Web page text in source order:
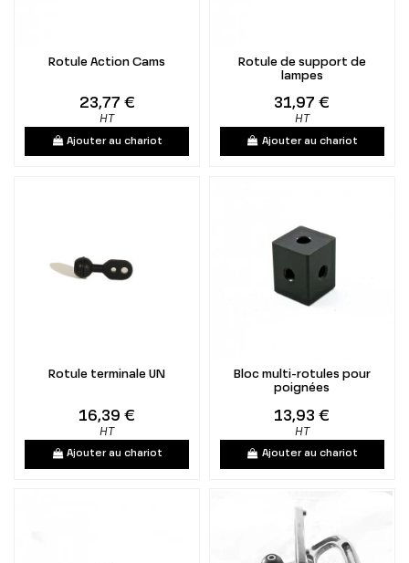
Rotule Action Cams
23,77 €
HT
Ajouter au chariot
Rotule de support de
lampes
31,97 €
HT
Ajouter au chariot
Rotule terminale UN
16,39 €
HT
Ajouter au chariot
Bloc multi-rotules pour
poignées
13,93 €
HT
Ajouter au chariot